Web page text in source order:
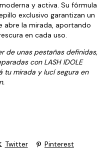
y activa. Su fórmula
exclusivo garantizan un
abre la mirada, aportando
en cada uso.
de unas pestañas definidas,
con LASH IDOLE
tu mirada y lucí segura en
Twitter Pinterest